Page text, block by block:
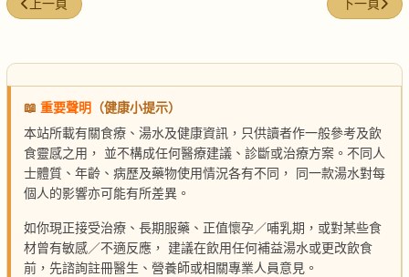
上一篇文章: 合桃炒雞丁
上一頁 下一篇文
下一頁
📖 重要聲明
（健康小提示）
本站所載有關食療、湯水及健康資訊，只供讀者作一般參考及飲
食靈感之用， 並不構成任何醫療建議、診斷或治療方案。不同人
士體質、年齡、病歷及藥物使用情況各有不同， 同一款湯水對每
個人的影響亦可能有所差異。
如你現正接受治療、長期服藥、正值懷孕／哺乳期，或對某些食
材曾有敏感／不適反應， 建議在飲用任何補益湯水或更改飲食
前，先諮詢註冊醫生、營養師或相關專業人員意見。